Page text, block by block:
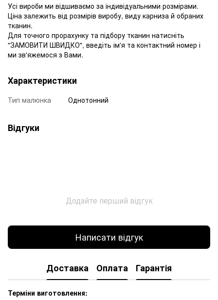
Усі вироби ми відшиваємо за індивідуальними розмірами.
Ціна залежить від розмірів виробу, виду карниза й обраних
тканин.
Для точного прорахунку та підбору тканин натисніть
"ЗАМОВИТИ ШВИДКО", введіть ім'я та контактний номер і
ми зв'яжемося з Вами.
Характеристики
Тип малюнка Однотонний
Відгуки
Додайте перший відгук
Написати відгук
Доставка Оплата Гарантія
Терміни виготовлення: